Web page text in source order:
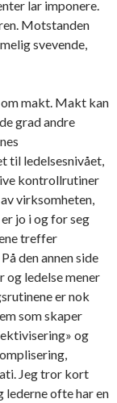
lar imponere.
Motstanden
svevende,
makt. Makt kan
grad andre
til ledelsesnivået,
kontrollrutiner
virksomheten,
jo i og for seg
treffer
den annen side
og ledelse mener
er nok
som skaper
og
Jeg tror kort
ofte har en